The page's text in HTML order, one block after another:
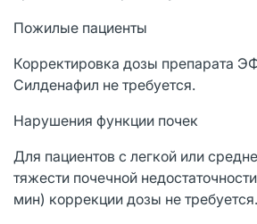
Пожилые пациенты
Корректировка дозы препарата
Силденафил не требуется.
Нарушения функции почек
Для пациентов с легкой или
тяжести почечной
мин) коррекции дозы не требуется.